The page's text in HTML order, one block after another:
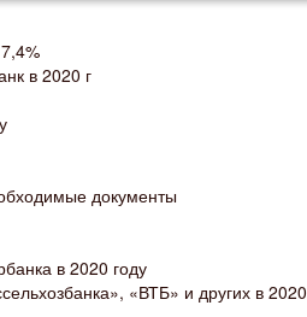
в 2020 г
документы
в 2020 году
«ВТБ» и других в 2020